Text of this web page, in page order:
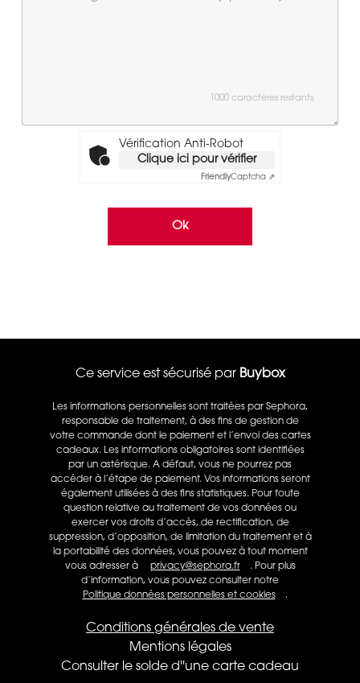
1000 caractères restants
Vérification Anti-Robot
Clique ici pour vérifier
FriendlyCaptcha ⇗
Ok
Ce service est sécurisé par Buybox
Les informations personnelles sont traitées par Sephora,
responsable de traitement, à des fins de gestion de
votre commande dont le paiement et l’envoi des cartes
cadeaux. Les informations obligatoires sont identifiées
par un astérisque. A défaut, vous ne pourrez pas
accéder à l’étape de paiement. Vos informations seront
également utilisées à des fins statistiques.​​ Pour toute
question relative au traitement de vos données ou
exercer vos droits d’accès, de rectification, de
suppression, d’opposition, de limitation du traitement et à
la portabilité des données, vous pouvez à tout moment
vous adresser à
privacy@sephora.fr
. Pour plus
d’information, vous pouvez consulter notre
Politique données personnelles et cookies
.
Conditions générales de vente
Mentions légales
Consulter le solde d''une carte cadeau